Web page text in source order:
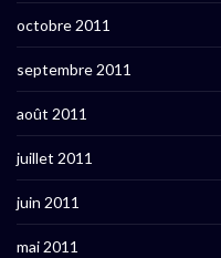
octobre 2011
septembre 2011
août 2011
juillet 2011
juin 2011
mai 2011